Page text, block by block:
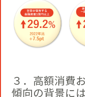
３．高額消費
傾向の背景に